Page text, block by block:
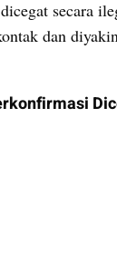
secara
dan